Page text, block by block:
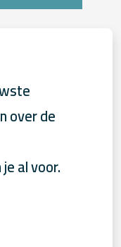
over de
al voor.